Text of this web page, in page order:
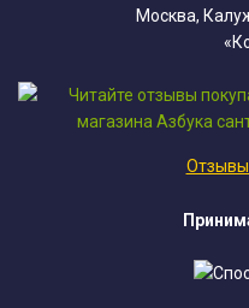
Москва,
Отзывы